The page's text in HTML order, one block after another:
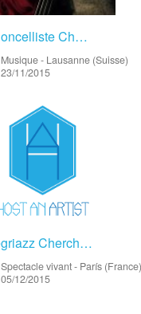
Violoncelliste Cherche Résidence – Musique
Musique- Lausanne (Suisse)
23/11/2015
Allegriazz Cherche Salle De Concert – Spectacle Vivant
Spectacle vivant- París (France)
05/12/2015